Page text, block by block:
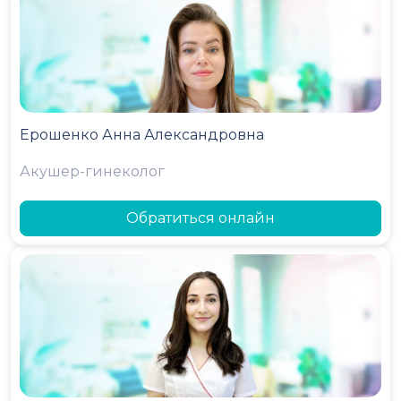
Ерошенко Анна Александровна
Акушер-гинеколог
Обратиться онлайн